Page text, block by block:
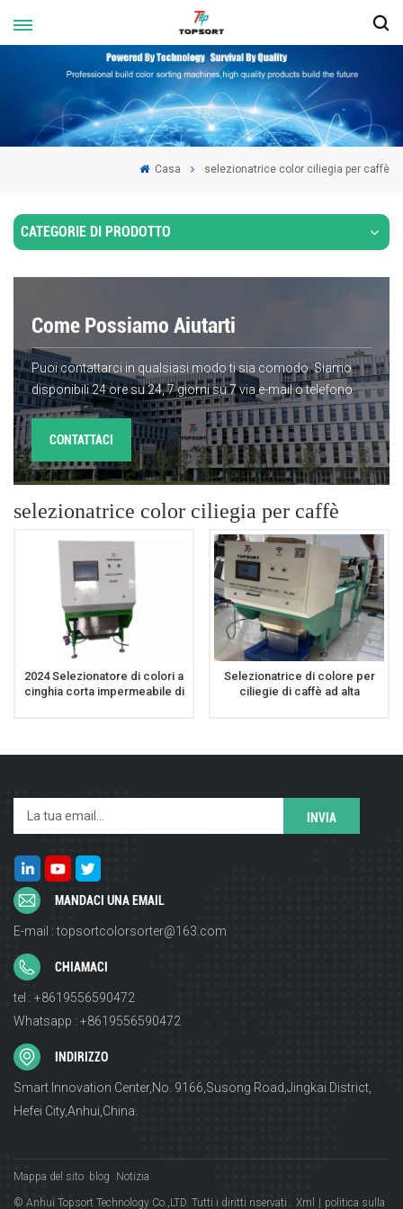
Casa selezionatrice color ciliegia per caffè
CATEGORIE DI PRODOTTO
Come Possiamo Aiutarti
Puoi contattarci in qualsiasi modo ti sia comodo. Siamo
disponibili 24 ore su 24, 7 giorni su 7 via e-mail o telefono.
CONTATTACI
selezionatrice color ciliegia per caffè
2024 Selezionatore di colori a
cinghia corta impermeabile di
Selezionatrice di colore per
ciliegie di caffè ad alta
MANDACI UNA EMAIL
E-mail : topsortcolorsorter@163.com
CHIAMACI
tel : +8619556590472
Whatsapp : +8619556590472
INDIRIZZO
Smart Innovation Center,No. 9166,Susong Road,Jingkai District,
Hefei City,Anhui,China.
Mappa del sito blog Notizia
© Anhui Topsort Technology Co.,LTD. Tutti i diritti riservati . Xml politica sulla